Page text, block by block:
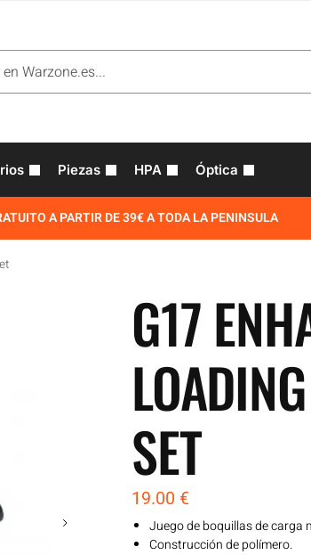
Piezas HPA Óptica
A PARTIR DE 39€ A TODA LA PENINSULA
G17
SET
19.00 €
Juego de boquillas de carga
Construcción de polímero.